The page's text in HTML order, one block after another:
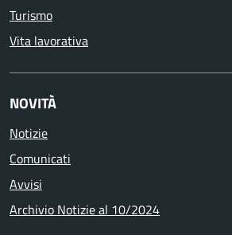
Turismo
Vita lavorativa
NOVITÀ
Notizie
Comunicati
Avvisi
Archivio Notizie al 10/2024